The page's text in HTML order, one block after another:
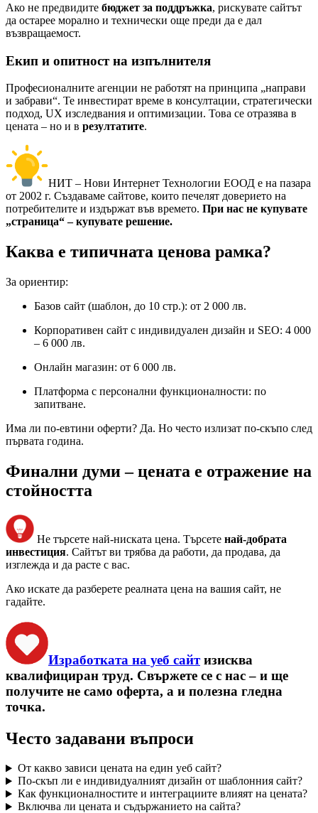
Ако не предвидите бюджет за поддръжка, рискувате сайтът
да остарее морално и технически още преди да е дал
възвращаемост.
Екип и опитност на изпълнителя
Професионалните агенции не работят на принципа „направи
и забрави“. Те инвестират време в консултации, стратегически
подход, UX изследвания и оптимизации. Това се отразява в
цената – но и в резултатите.
НИТ – Нови Интернет Технологии ЕООД е на пазара
от 2002 г. Създаваме сайтове, които печелят доверието на
потребителите и издържат във времето. При нас не купувате
„страница“ – купувате решение.
Каква е типичната ценова рамка?
За ориентир:
Базов сайт (шаблон, до 10 стр.): от 2 000 лв.
Корпоративен сайт с индивидуален дизайн и SEO: 4 000
– 6 000 лв.
Онлайн магазин: от 6 000 лв.
Платформа с персонални функционалности: по
запитване.
Има ли по-евтини оферти? Да. Но често излизат по-скъпо след
първата година.
Финални думи – цената е отражение на
стойността
Не търсете най-ниската цена. Търсете най-добрата
инвестиция. Сайтът ви трябва да работи, да продава, да
изглежда и да расте с вас.
Ако искате да разберете реалната цена на вашия сайт, не
гадайте.
Изработката на уеб сайтизисква
квалифициран труд. Свържете се с нас – и ще
получите не само оферта, а и полезна гледна
точка.
Често задавани въпроси
От какво зависи цената на един уеб сайт?
По-скъп ли е индивидуалният дизайн от шаблонния сайт?
Как функционалностите и интеграциите влияят на цената?
Включва ли цената и съдържанието на сайта?